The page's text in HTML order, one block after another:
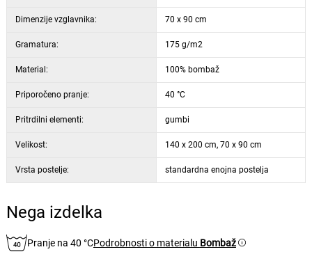
Dimenzije vzglavnika: 70 x 90 cm
Gramatura: 175 g/m2
Material: 100% bombaž
Priporočeno pranje: 40 °C
Pritrdilni elementi: gumbi
Velikost: 140 x 200 cm, 70 x 90 cm
Vrsta postelje: standardna enojna postelja
Nega izdelka
Pranje na 40 °CPodrobnosti o materialu Bombaž